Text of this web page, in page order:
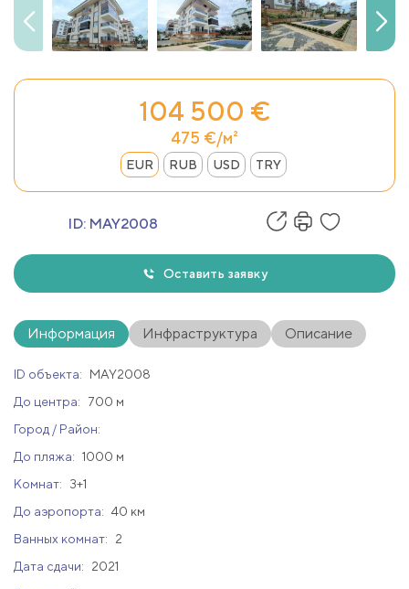
104 500 €
475 €/м²
EUR RUB USD TRY
ID: MAY2008
Оставить заявку
Информация Инфраструктура Описание
ID объекта:
MAY2008
До центра:
700 м
Город / Район:
До пляжа: 1000 м
Комнат:
3+1
До аэропорта: 40 км
Ванных комнат:
2
Дата сдачи:
2021